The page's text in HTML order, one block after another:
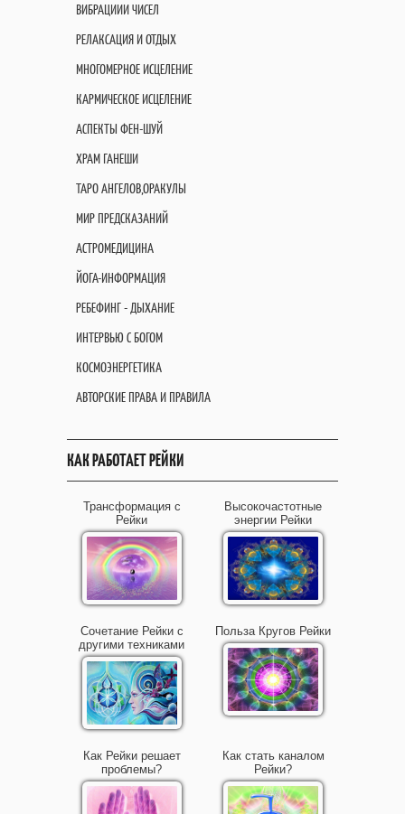
ВИБРАЦИИИ ЧИСЕЛ
РЕЛАКСАЦИЯ И ОТДЫХ
МНОГОМЕРНОЕ ИСЦЕЛЕНИЕ
КАРМИЧЕСКОЕ ИСЦЕЛЕНИЕ
АСПЕКТЫ ФЕН-ШУЙ
ХРАМ ГАНЕШИ
ТАРО АНГЕЛОВ,ОРАКУЛЫ
МИР ПРЕДСКАЗАНИЙ
АСТРОМЕДИЦИНА
ЙОГА-ИНФОРМАЦИЯ
РЕБЕФИНГ - ДЫХАНИЕ
ИНТЕРВЬЮ С БОГОМ
КОСМОЭНЕРГЕТИКА
АВТОРСКИЕ ПРАВА И ПРАВИЛА
КАК РАБОТАЕТ РЕЙКИ
Трансформация с
Рейки
Высокочастотные
энергии Рейки
Сочетание Рейки с
другими техниками
Польза Кругов Рейки
Как Рейки решает
проблемы?
Как стать каналом
Рейки?